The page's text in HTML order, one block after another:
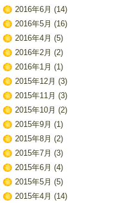
2016年6月 (14)
2016年5月 (16)
2016年4月 (5)
2016年2月 (2)
2016年1月 (1)
2015年12月 (3)
2015年11月 (3)
2015年10月 (2)
2015年9月 (1)
2015年8月 (2)
2015年7月 (3)
2015年6月 (4)
2015年5月 (5)
2015年4月 (14)